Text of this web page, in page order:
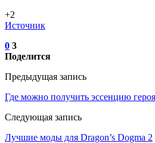
+2
Источник
0 3
Поделится
Предыдущая запись
Где можно получить эссенцию
Следующая запись
Лучшие моды для Dragon’s Dogma 2